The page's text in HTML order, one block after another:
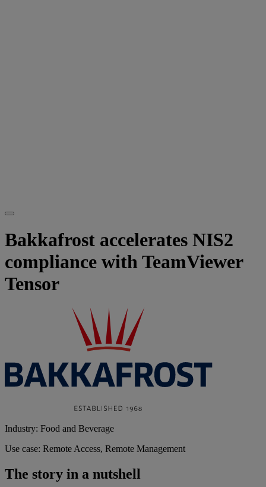
Bakkafrost accelerates NIS2
compliance with TeamViewer
Tensor
Industry: Food and Beverage
Use case: Remote Access, Remote Management
The story in a nutshell